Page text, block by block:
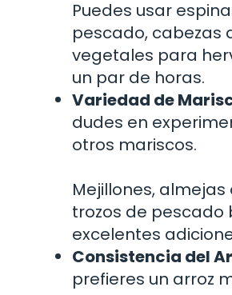
Puedes usar
pescado, cabezas
vegetales para
un par de horas.
Variedad de
dudes en
otros mariscos.
Mejillones, almejas
trozos de pescado
excelentes
Consistencia del
prefieres un arroz